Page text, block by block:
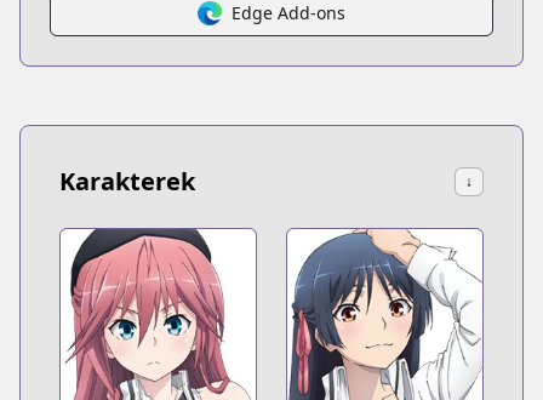
Edge Add-ons
Karakterek ↓